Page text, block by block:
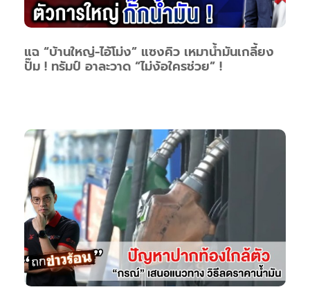
แฉ “บ้านใหญ่-ไอ้โม่ง” แซงคิว เหมาน้ำมันเกลี้ยง
ปั๊ม ! ทรัมป์ อาละวาด “ไม่ง้อใครช่วย” !